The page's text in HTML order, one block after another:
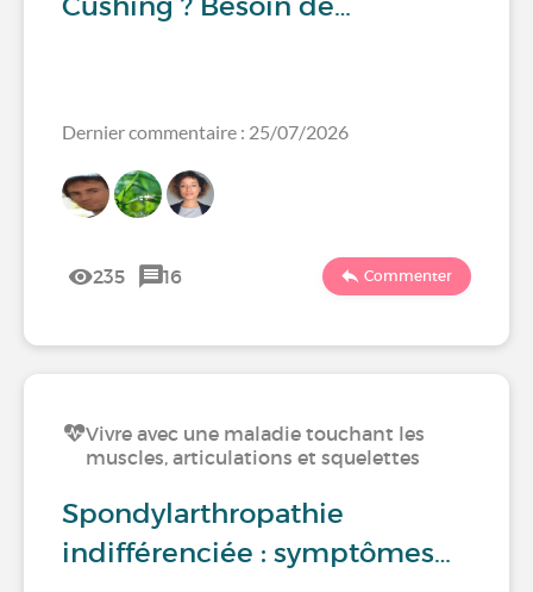
Dernier commentaire : 25/07/2026
235 16 Commenter
Vivre avec une maladie touchant les
muscles, articulations et squelettes
Spondylarthropathie
indifférenciée : symptômes…